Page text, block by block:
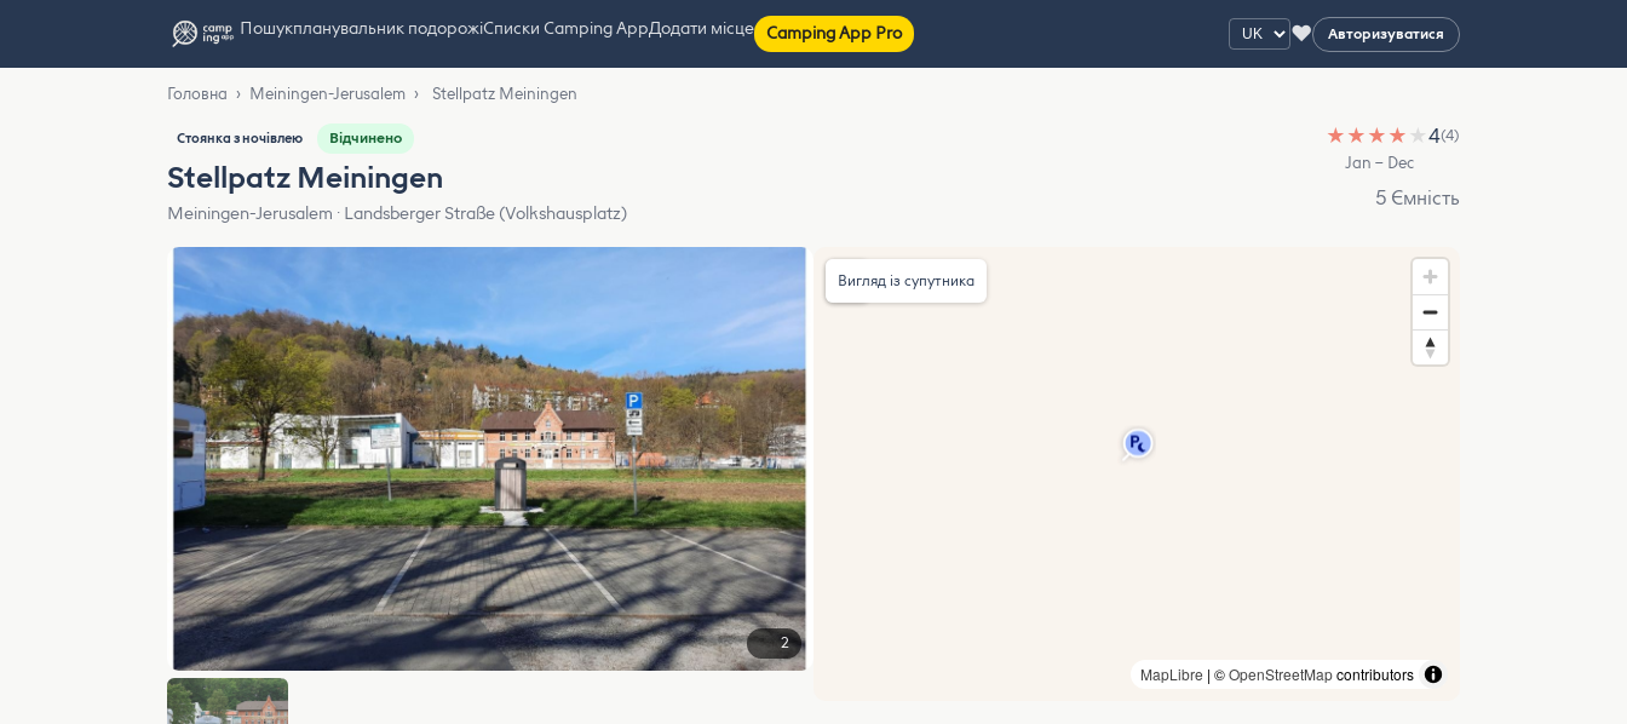
Пошукпланувальник подорожіСписки Camping AppДодати місце Camping App Pro ♥ Авторизуватися
Головна › Meiningen-Jerusalem › Stellpatz Meiningen
Стоянка з ночівлею Відчинено
Stellpatz Meiningen
Meiningen-Jerusalem · Landsberger Straße (Volkshausplatz)
★ ★ ★ ★ ★4(4)
Jan – Dec
5 Ємність
2
MapLibre | ©OpenStreetMapcontributors
Вигляд із супутника